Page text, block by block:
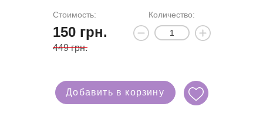
Стоимость:
150грн.
449 грн.
Количество:
Добавить в корзину